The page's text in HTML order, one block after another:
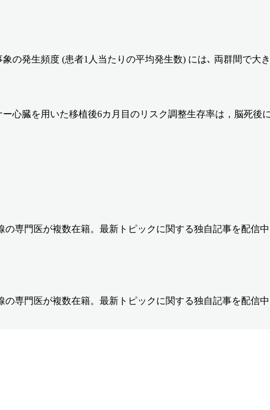
の発生頻度 (患者1人当たりの平均発生数) には､ 両群間で大
心臓を用いた移植後6カ月目のリスク調整生存率は，脳死
専門医が複数在籍。最新トピックに関する独自記事を配信中
専門医が複数在籍。最新トピックに関する独自記事を配信中